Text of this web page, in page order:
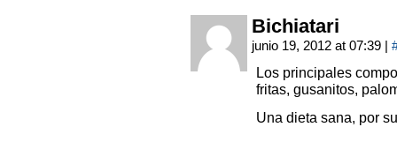
Bichiatari
junio 19, 2012 at 07:39 |
Los principales
fritas, gusanitos,
Una dieta sana, por